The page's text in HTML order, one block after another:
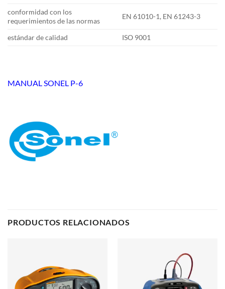
conformidad con los
requerimientos de las normas
EN 61010-1, EN 61243-3
estándar de calidad ISO 9001
MANUAL SONEL P-6
PRODUCTOS RELACIONADOS